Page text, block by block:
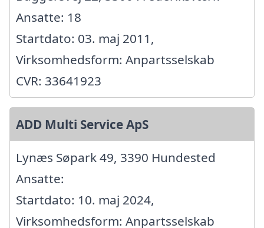
Ansatte: 18
Startdato: 03. maj 2011,
Virksomhedsform: Anpartsselskab
CVR: 33641923
ADD Multi Service ApS
Lynæs Søpark 49, 3390 Hundested
Ansatte:
Startdato: 10. maj 2024,
Virksomhedsform: Anpartsselskab